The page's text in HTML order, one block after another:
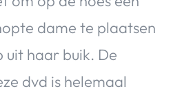
dame te plaatsen
uit haar buik. De
dvd is helemaal